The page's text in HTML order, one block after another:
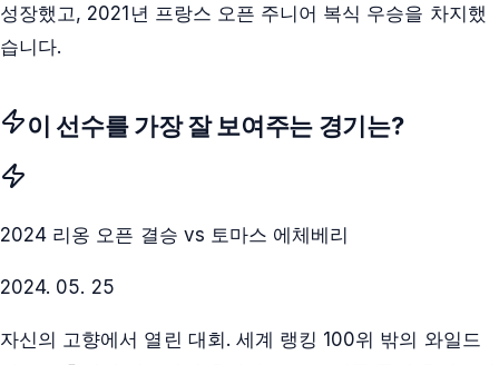
성장했고, 2021년 프랑스 오픈 주니어 복식 우승을 차지했
습니다.
이 선수를 가장 잘 보여주는 경기는?
2024 리옹 오픈 결승 vs 토마스 에체베리
2024. 05. 25
자신의 고향에서 열린 대회. 세계 랭킹 100위 밖의 와일드